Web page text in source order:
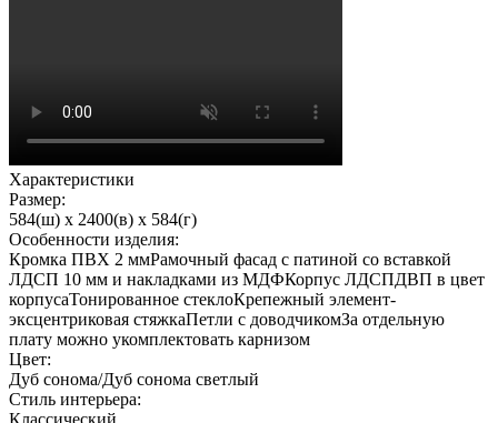
Характеристики
Размер:
584(ш) x 2400(в) x 584(г)
Особенности изделия:
Кромка ПВХ 2 ммРамочный фасад с патиной со вставкой
ЛДСП 10 мм и накладками из МДФКорпус ЛДСПДВП в цвет
корпусаТонированное стеклоКрепежный элемент-
эксцентриковая стяжкаПетли с доводчикомЗа отдельную
плату можно укомплектовать карнизом
Цвет:
Дуб сонома/Дуб сонома светлый
Стиль интерьера: